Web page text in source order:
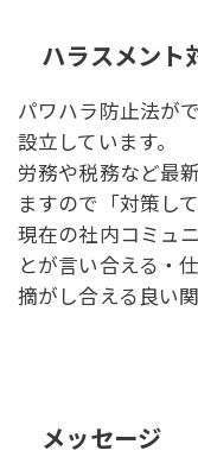
ハラスメント
パワハラ防止法が
設立しています。
労務や税務など最
ますので「対策し
現在の社内コミュ
とが言い合える・
摘がし合える良い
メッセージ